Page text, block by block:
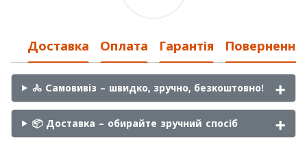
Доставка Оплата Гарантія Повернення
🚴 Самовивіз – швидко, зручно, безкоштовно!
📦 Доставка – обирайте зручний спосіб